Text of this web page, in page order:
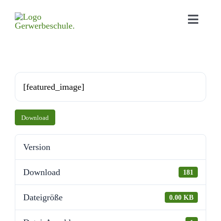
[featured_​image]
Down­load
Version
Down­load 181
Datei­größe 0.00 KB